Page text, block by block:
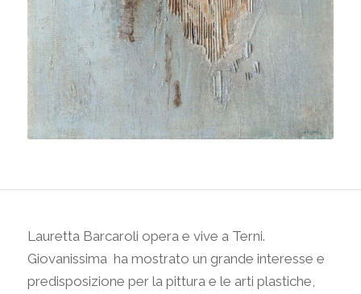
Lauretta Barcaroli opera e vive a Terni.
Giovanissima ha mostrato un grande interesse e
predisposizione per la pittura e le arti plastiche,